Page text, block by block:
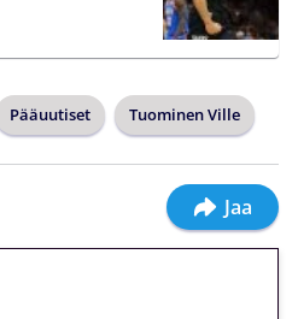
Pääuutiset Tuominen Ville
Jaa